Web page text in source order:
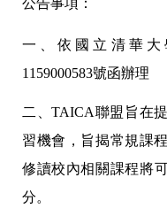
公告事項：
一、依國立清華大
1159000583號函辦理
二、TAICA聯盟旨在
習機會，旨揭常規課
修讀校內相關課程將
分。